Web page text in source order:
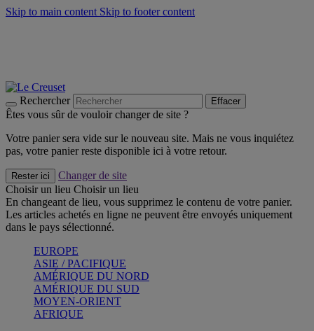
Skip to main content Skip to footer content
Rechercher Effacer
Êtes vous sûr de vouloir changer de site ?
Votre panier sera vide sur le nouveau site. Mais ne vous inquiétez
pas, votre panier reste disponible ici à votre retour.
Rester ici
Changer de site
Choisir un lieu Choisir un lieu
En changeant de lieu, vous supprimez le contenu de votre panier.
Les articles achetés en ligne ne peuvent être envoyés uniquement
dans le pays sélectionné.
EUROPE
ASIE / PACIFIQUE
AMÉRIQUE DU NORD
AMÉRIQUE DU SUD
MOYEN-ORIENT
AFRIQUE